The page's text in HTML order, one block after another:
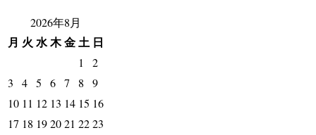
ビ
ー
シ
2026年8月
月 火 水木金土 日
1
2
3
4 5 6 7 8
9
10 11 12 13 14 15 16
17 18 192021 2223